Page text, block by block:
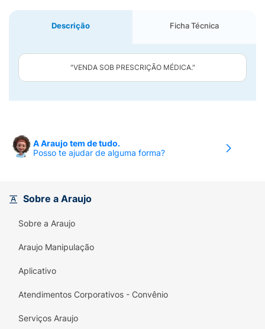
Descrição Ficha Técnica
"VENDA SOB PRESCRIÇÃO MÉDICA."
A Araujo tem de tudo.
Posso te ajudar de alguma forma?
Sobre a Araujo
Sobre a Araujo
Araujo Manipulação
Aplicativo
Atendimentos Corporativos - Convênio
Serviços Araujo